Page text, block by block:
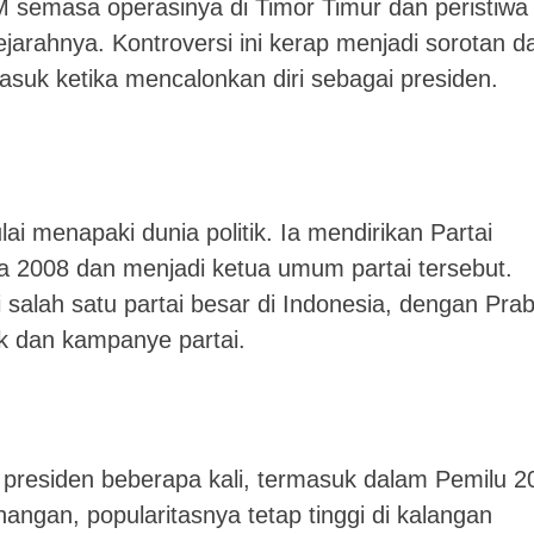
semasa operasinya di Timor Timur dan peristiwa
Kontroversi ini kerap menjadi sorotan
ketika mencalonkan diri sebagai presiden.
menapaki dunia politik. Ia mendirikan Partai
2008 dan menjadi ketua umum partai tersebut.
satu partai besar di Indonesia, dengan
dan kampanye partai.
beberapa kali, termasuk dalam Pemilu
popularitasnya tetap tinggi di kalangan